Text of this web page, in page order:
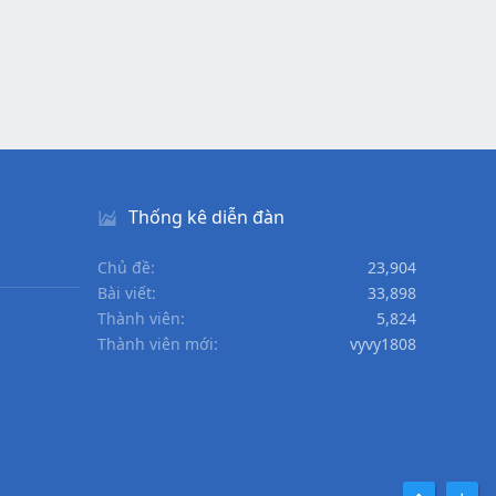
Thống kê diễn đàn
Chủ đề
23,904
Bài viết
33,898
Thành viên
5,824
Thành viên mới
vyvy1808